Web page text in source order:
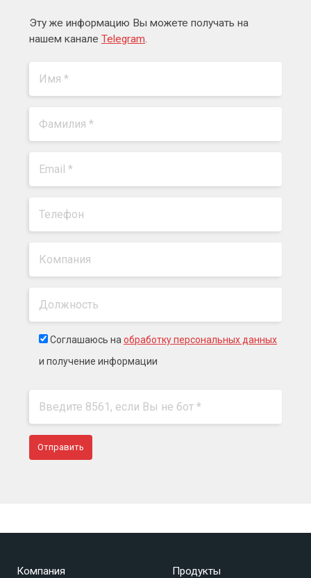
Эту же информацию Вы можете получать на
нашем канале Telegram.
Соглашаюсь наобработку персональных данных
и получение информации
Компания
Продукты